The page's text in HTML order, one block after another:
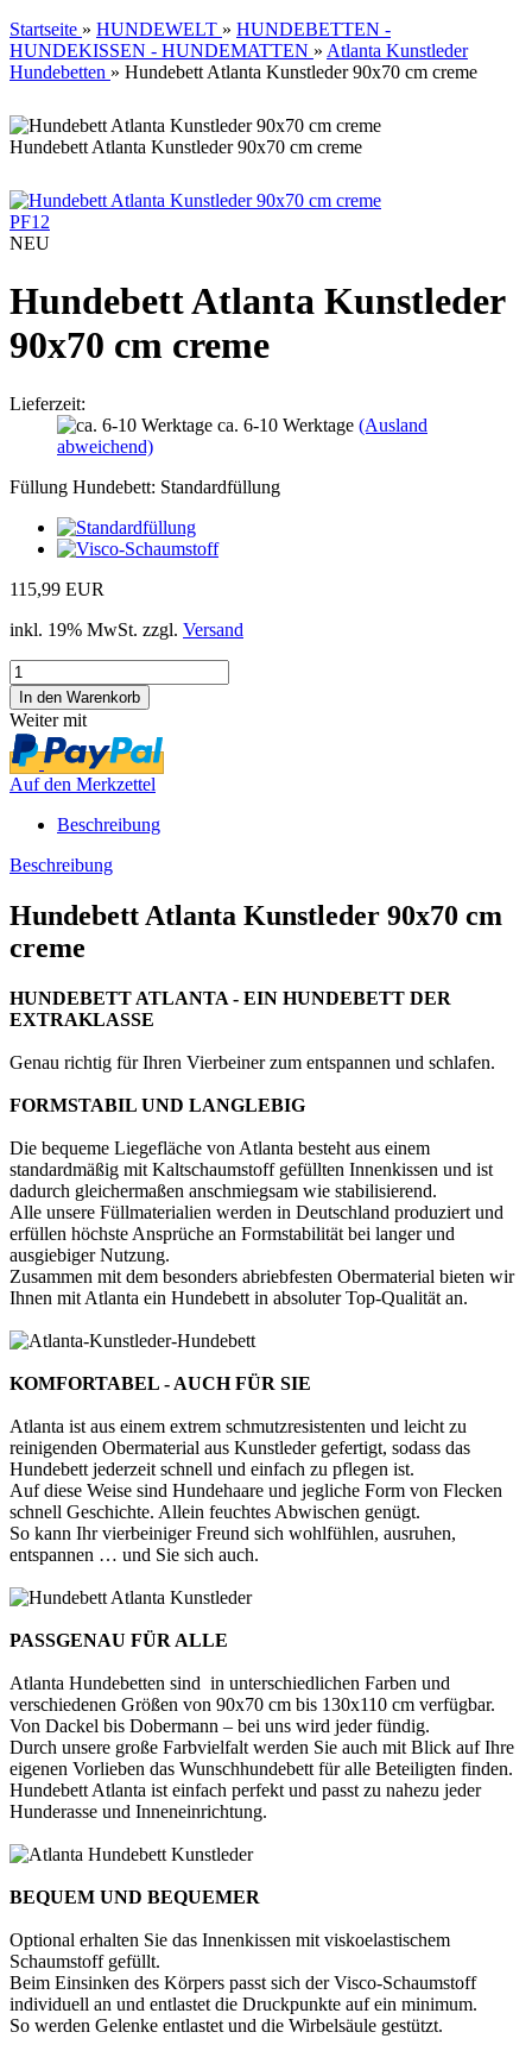
Startseite » HUNDEWELT » HUNDEBETTEN -
HUNDEKISSEN - HUNDEMATTEN » Atlanta Kunstleder
Hundebetten » Hundebett Atlanta Kunstleder 90x70 cm creme
Hundebett Atlanta Kunstleder 90x70 cm creme
PF12
NEU
Hundebett Atlanta Kunstleder
90x70 cm creme
Lieferzeit:
ca. 6-10 Werktage (Ausland
abweichend)
Füllung Hundebett: Standardfüllung
115,99 EUR
inkl. 19% MwSt. zzgl. Versand
Weiter mit
Auf den Merkzettel
Beschreibung
Beschreibung
Hundebett Atlanta Kunstleder 90x70 cm
creme
HUNDEBETT ATLANTA - EIN HUNDEBETT DER
EXTRAKLASSE
Genau richtig für Ihren Vierbeiner zum entspannen und schlafen.
FORMSTABIL UND LANGLEBIG
Die bequeme Liegefläche von Atlanta besteht aus einem
standardmäßig mit Kaltschaumstoff gefüllten Innenkissen und ist
dadurch gleichermaßen anschmiegsam wie stabilisierend.
Alle unsere Füllmaterialien werden in Deutschland produziert und
erfüllen höchste Ansprüche an Formstabilität bei langer und
ausgiebiger Nutzung.
Zusammen mit dem besonders abriebfesten Obermaterial bieten wir
Ihnen mit Atlanta ein Hundebett in absoluter Top-Qualität an.
KOMFORTABEL - AUCH FÜR SIE
Atlanta ist aus einem extrem schmutzresistenten und leicht zu
reinigenden Obermaterial aus Kunstleder gefertigt, sodass das
Hundebett jederzeit schnell und einfach zu pflegen ist.
Auf diese Weise sind Hundehaare und jegliche Form von Flecken
schnell Geschichte. Allein feuchtes Abwischen genügt.
So kann Ihr vierbeiniger Freund sich wohlfühlen, ausruhen,
entspannen … und Sie sich auch.
PASSGENAU FÜR ALLE
Atlanta Hundebetten sind in unterschiedlichen Farben und
verschiedenen Größen von 90x70 cm bis 130x110 cm verfügbar.
Von Dackel bis Dobermann – bei uns wird jeder fündig.
Durch unsere große Farbvielfalt werden Sie auch mit Blick auf Ihre
eigenen Vorlieben das Wunschhundebett für alle Beteiligten finden.
Hundebett Atlanta ist einfach perfekt und passt zu nahezu jeder
Hunderasse und Inneneinrichtung.
BEQUEM UND BEQUEMER
Optional erhalten Sie das Innenkissen mit viskoelastischem
Schaumstoff gefüllt.
Beim Einsinken des Körpers passt sich der Visco-Schaumstoff
individuell an und entlastet die Druckpunkte auf ein minimum.
So werden Gelenke entlastet und die Wirbelsäule gestützt.